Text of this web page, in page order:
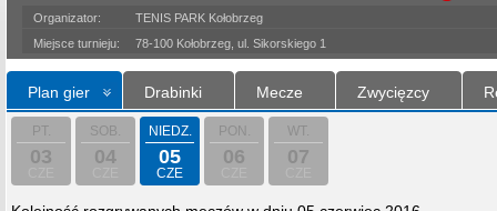
Organizator:
TENIS PARK Kołobrzeg
Miejsce turnieju:
78-100 Kołobrzeg, ul. Sikorskiego 1
Plan gier Drabinki Mecze Zwycięzcy
PT.
03
SOB.
04
NIEDZ.
05
CZE
PON.
06
WT.
07